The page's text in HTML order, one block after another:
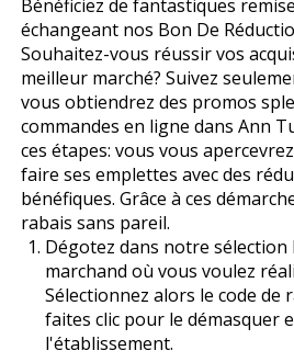
Bénéficiez de fantastiques
échangeant nos Bon De
Souhaitez-vous réussir vos
meilleur marché? Suivez
vous obtiendrez des promos
commandes en ligne dans Ann
ces étapes: vous vous
faire ses emplettes avec des
bénéfiques. Grâce à ces
rabais sans pareil.
Dégotez dans notre sélection
marchand où vous voulez
Sélectionnez alors le code de
faites clic pour le démasquer
l'établissement.